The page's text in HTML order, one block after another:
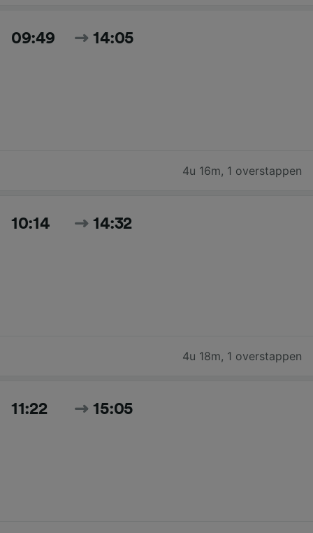
09:49 14:05
4u 16m, 1 overstappen
10:14 14:32
4u 18m, 1 overstappen
11:22 15:05